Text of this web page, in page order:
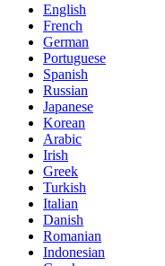
English
French
German
Portuguese
Spanish
Russian
Japanese
Korean
Arabic
Irish
Greek
Turkish
Italian
Danish
Romanian
Indonesian